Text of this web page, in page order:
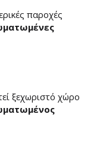
παροχές
ξεχωριστό χώρο